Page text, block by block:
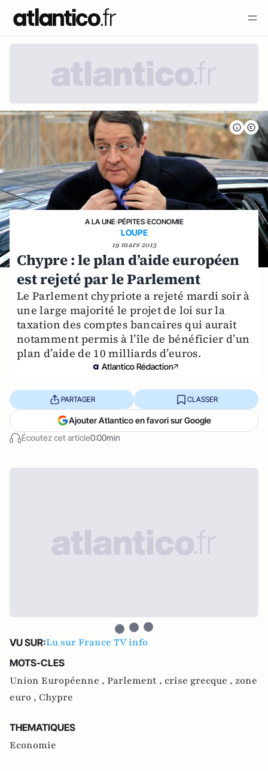
A LA UNE›PÉPITES›ECONOMIE
LOUPE
19 mars 2013
Chypre : le plan d’aide européen
est rejeté par le Parlement
Le Parlement chypriote a rejeté mardi soir à
une large majorité le projet de loi sur la
taxation des comptes bancaires qui aurait
notamment permis à l’île de bénéficier d’un
plan d’aide de 10 milliards d’euros.
Atlantico Rédaction
Écoutez cet article0:00min
PARTAGER CLASSER
Ajouter Atlantico en favori sur Google
VU SUR:Lu sur France TV info
MOTS-CLES
Union Européenne , Parlement , crise grecque , zone
euro , Chypre
THEMATIQUES
Economie